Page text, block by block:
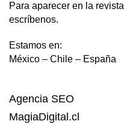
Para aparecer en la
escríbenos.
Estamos en:
México – Chile – España
Agencia SEO
MagiaDigital.cl